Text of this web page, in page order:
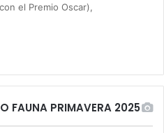
el Premio Oscar),
FAUNA PRIMAVERA 2025